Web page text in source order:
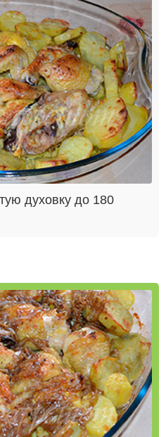
духовку до 180